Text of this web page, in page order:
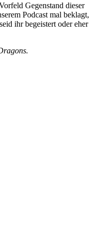
Gegenstand dieser
Podcast mal beklagt,
ihr begeistert oder eher